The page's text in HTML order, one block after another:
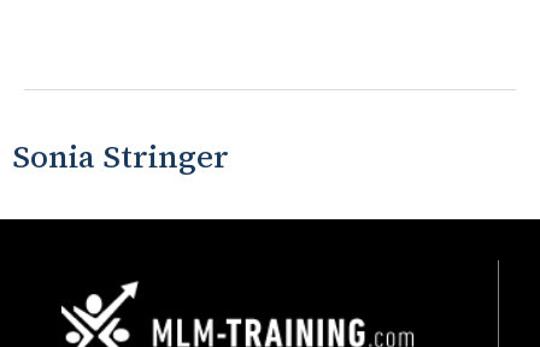
Sonia Stringer